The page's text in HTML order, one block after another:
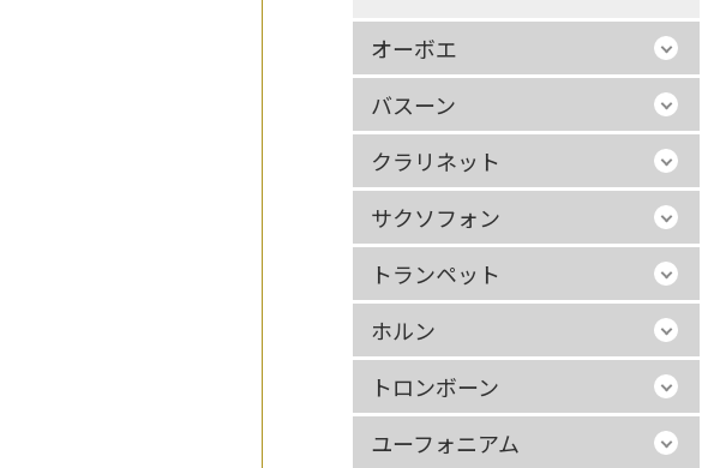
オーボエ
バスーン
クラリネット
サクソフォン
トランペット
ホルン
トロンボーン
ユーフォニアム